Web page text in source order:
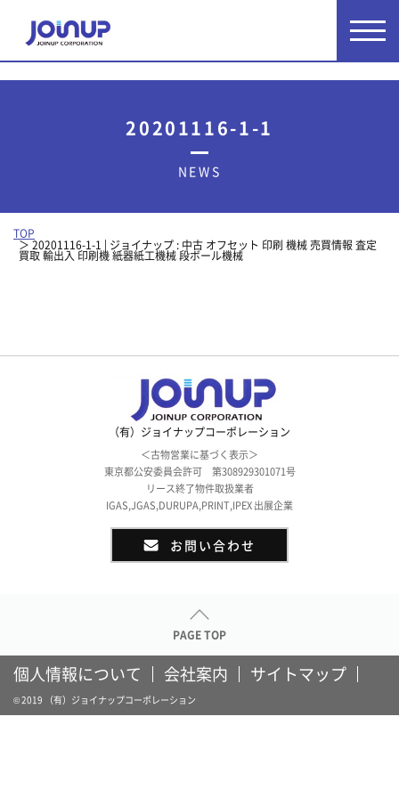
20201116-1-1
NEWS
TOP
20201116-1-1 | ジョイナップ : 中古 オフセット 印刷 機械 売買情報 査定
買取 輸出入 印刷機 紙器紙工機械 段ボール機械
（有）ジョイナップコーポレーション
＜古物営業に基づく表示＞
東京都公安委員会許可 第308929301071号
リース終了物件取扱業者
IGAS,JGAS,DURUPA,PRINT,IPEX 出展企業
お問い合わせ
PAGE TOP
個人情報について 会社案内 サイトマップ
© 2019 （有）ジョイナップコーポレーション